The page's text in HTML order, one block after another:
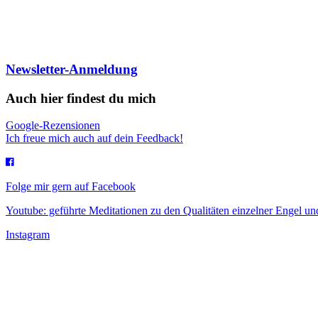
Newsletter-Anmeldung
Auch hier findest du mich
Google-Rezensionen
Ich freue mich auch auf dein Feedback!
Folge mir gern auf Facebook
Youtube: geführte Meditationen zu den Qualitäten einzelner Engel
Instagram